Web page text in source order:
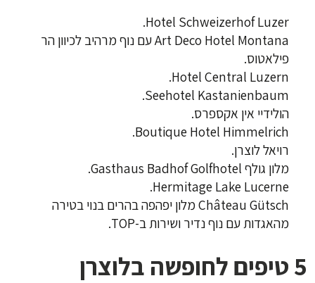
Hotel Schweizerhof Luzer.
Art Deco Hotel Montana עם נוף מרהיב לכיוון הר
פילאטוס.
Hotel Central Luzern.
Seehotel Kastanienbaum.
הולידיי אין אקספרס.
Boutique Hotel Himmelrich.
רויאל לוצרן.
מלון גולף Gasthaus Badhof Golfhotel.
Hermitage Lake Lucerne.
Château Gütsch מלון יפהפה בהרים בנוי בטירה
מהאגדות עם נוף נדיר ושירות ב-TOP.
5 טיפים לחופשה בלוצרן